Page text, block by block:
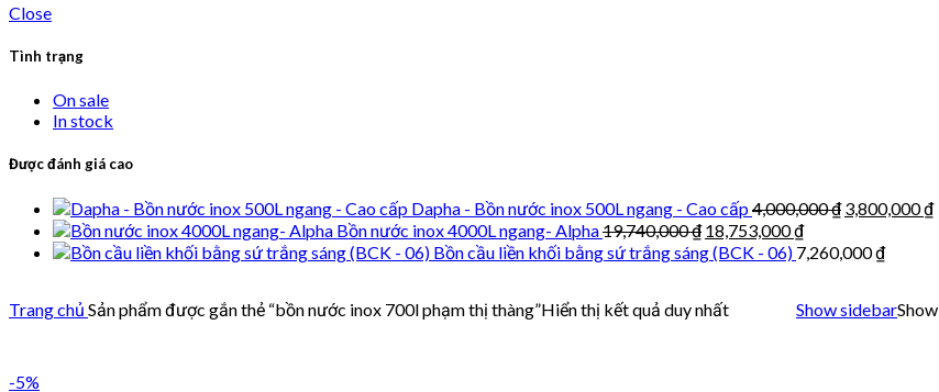
Close
Tình trạng
On sale
In stock
Được đánh giá cao
Dapha - Bồn nước inox 500L ngang - Cao cấp4,000,000₫ 3,800,000₫
Bồn nước inox 4000L ngang- Alpha19,740,000₫ 18,753,000₫
Bồn cầu liền khối bằng sứ trắng sáng (BCK - 06) 7,260,000₫
Trang chủ Sản phẩm được gắn thẻ “bồn nước inox 700l phạm thị thàng”Hiển thị kết quả duy nhất Show sidebarShow
-5%